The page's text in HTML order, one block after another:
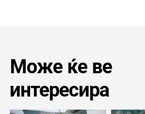
Може ќе ве
интересира